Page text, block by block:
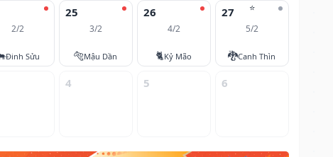
2/2
Đinh Sửu
25
3/2
🐅Mậu Dần
26
4/2
🐈Kỷ Mão
⭐
27
5/2
🐉Canh Thìn
4 5 6